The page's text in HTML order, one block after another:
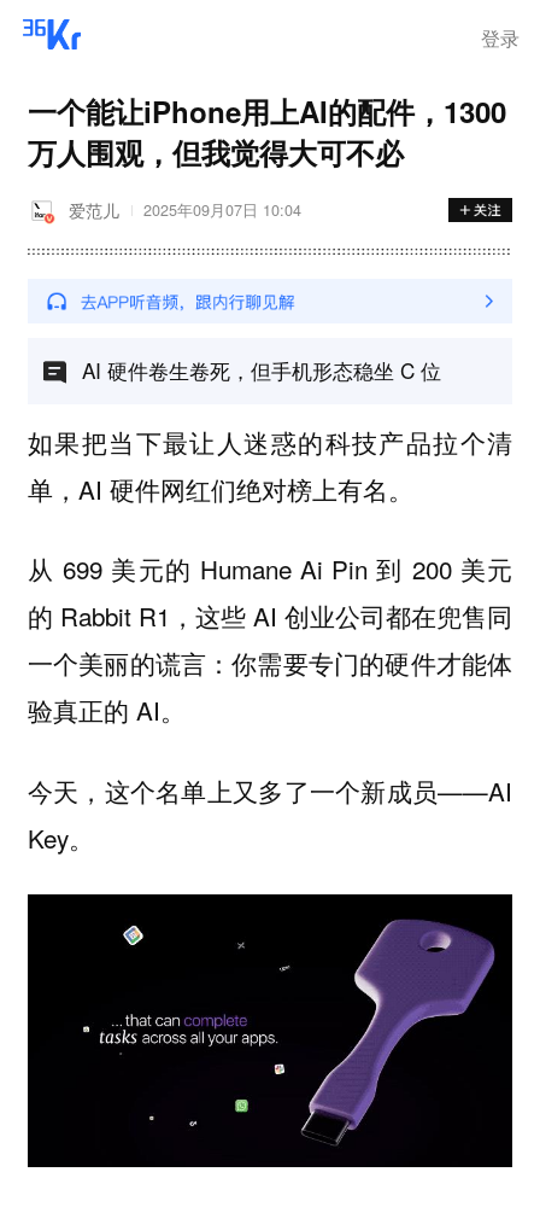
登录
一个能让iPhone用上AI的配件，1300
万人围观，但我觉得大可不必
爱范儿 2025年09月07日 10:04
AI 硬件卷生卷死，但手机形态稳坐 C 位
如果把当下最让人迷惑的科技产品拉个清
单，AI 硬件网红们绝对榜上有名。
从 699 美元的 Humane Ai Pin 到 200 美元
的 Rabbit R1，这些 AI 创业公司都在兜售同
一个美丽的谎言：你需要专门的硬件才能体
验真正的 AI。
今天，这个名单上又多了一个新成员——AI
Key。